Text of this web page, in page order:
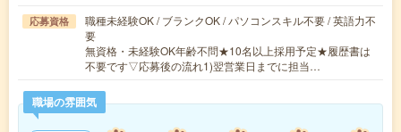
応募資格
職種未経験OK / ブランクOK / パソコンスキル不要 / 英語力不
要
無資格・未経験OK年齢不問★10名以上採用予定★履歴書は
不要です▽応募後の流れ1)翌営業日までに担当…
職場の雰囲気